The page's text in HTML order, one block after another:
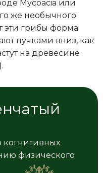
Mycoacia или
же необычного
эти грибы форма
пучками вниз, как
на древесине
когнитивных
физического